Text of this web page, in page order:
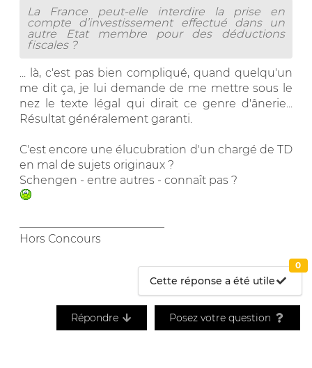
La France peut-elle interdire la prise en
compte d’investissement effectué dans un
autre Etat membre pour des déductions
fiscales ?
... là, c'est pas bien compliqué, quand quelqu'un
me dit ça, je lui demande de me mettre sous le
nez le texte légal qui dirait ce genre d'ânerie...
Résultat généralement garanti.
C'est encore une élucubration d'un chargé de TD
en mal de sujets originaux ?
Schengen - entre autres - connaît pas ?
Hors Concours
Cette réponse a été utile
0
Répondre Posez votre question